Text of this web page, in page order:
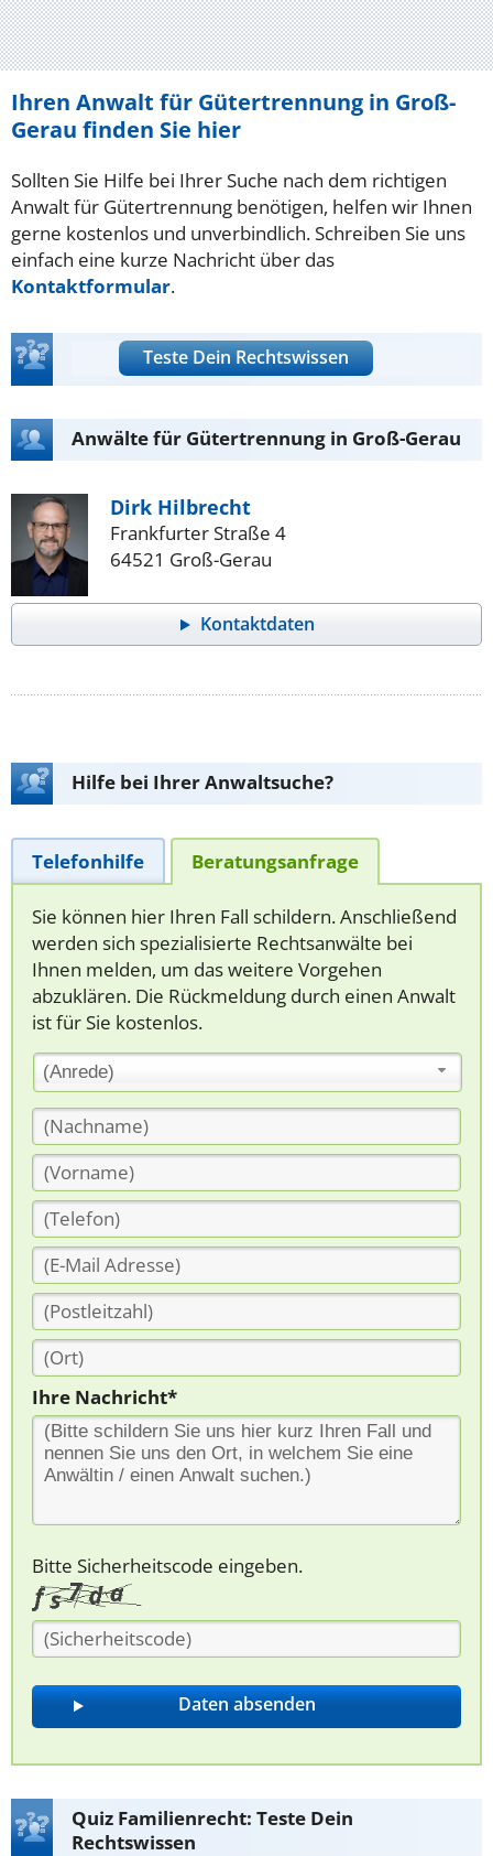
Ihren Anwalt für Gütertrennung in Groß-
Gerau finden Sie hier
Sollten Sie Hilfe bei Ihrer Suche nach dem richtigen
Anwalt für Gütertrennung benötigen, helfen wir Ihnen
gerne kostenlos und unverbindlich. Schreiben Sie uns
einfach eine kurze Nachricht über das
Kontaktformular.
Teste Dein Rechtswissen
Anwälte für Gütertrennung in Groß-Gerau
Dirk Hilbrecht
Frankfurter Straße 4
64521 Groß-Gerau
Kontaktdaten
Hilfe bei Ihrer Anwaltsuche?
Telefonhilfe Beratungsanfrage
Sie können hier Ihren Fall schildern. Anschließend
werden sich spezialisierte Rechtsanwälte bei
Ihnen melden, um das weitere Vorgehen
abzuklären. Die Rückmeldung durch einen Anwalt
ist für Sie kostenlos.
(Anrede)
Ihre Nachricht*
Bitte Sicherheitscode eingeben.
Quiz Familienrecht: Teste Dein
Rechtswissen